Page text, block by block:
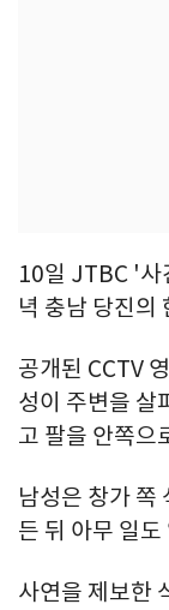
10일 JTBC '사
녁 충남 당진의
공개된 CCTV
성이 주변을 살
고 팔을 안쪽으
남성은 창가 쪽
든 뒤 아무 일
사연을 제보한